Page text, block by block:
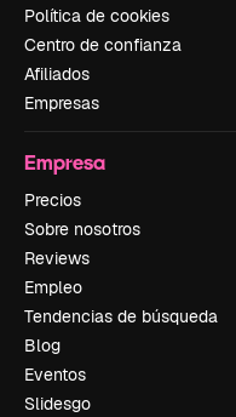
Política de cookies
Centro de confianza
Afiliados
Empresas
Empresa
Precios
Sobre nosotros
Reviews
Empleo
Tendencias de búsqueda
Blog
Eventos
Slidesgo